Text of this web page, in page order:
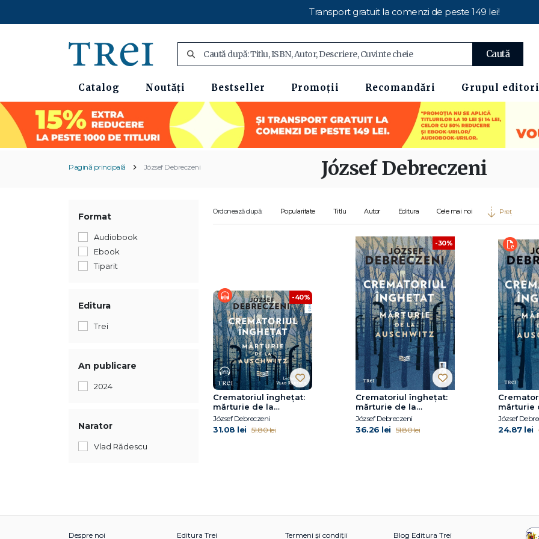
Transport gratuit la comenzi de peste 149 lei!
Caută
Catalog Noutăți Bestseller Promoții Recomandări Grupul
Pagină principală József Debreczeni József Debreczeni
Format
Audiobook
Ebook
Tiparit
Editura
Trei
An publicare
2024
Narator
Vlad Rădescu
Ordonează după: Popularitate Titlu Autor Editura Cele mai noi Preț
-40%
Crematoriul înghețat:
mărturie de la
Auschwitz
József Debreczeni
31.08 lei 51.80 lei
-30%
Crematoriul înghețat:
mărturie de la
Auschwitz
József Debreczeni
36.26 lei 51.80 lei
mărturie
József
24.87 lei
Despre noi Editura Trei Termeni și condiții Blog Editura Trei